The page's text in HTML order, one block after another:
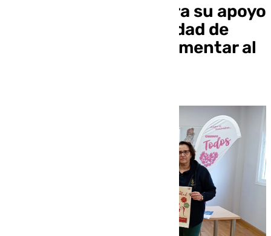
Benalmádena muestra su apoyo
a la campaña de Navidad de
ACEB-ACCAB para fomentar al